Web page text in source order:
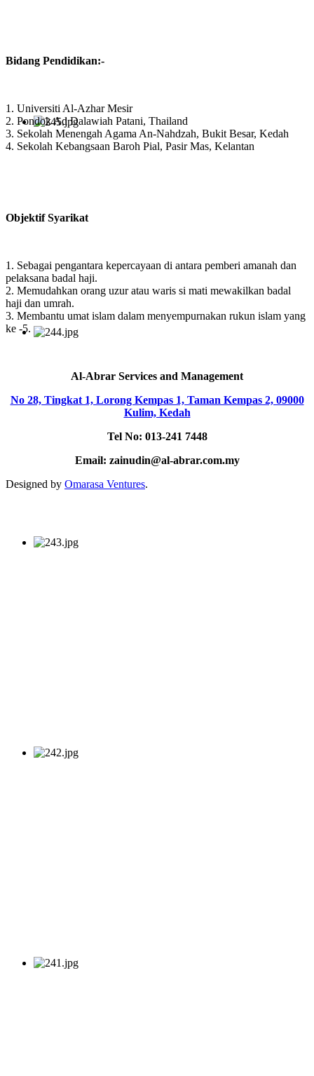
Bidang Pendidikan:-
1. Universiti Al-Azhar Mesir
2. Pondok Ad Dalawiah Patani, Thailand
3. Sekolah Menengah Agama An-Nahdzah, Bukit Besar, Kedah
4. Sekolah Kebangsaan Baroh Pial, Pasir Mas, Kelantan
Objektif Syarikat
1. Sebagai pengantara kepercayaan di antara pemberi amanah dan
pelaksana badal haji.
2. Memudahkan orang uzur atau waris si mati mewakilkan badal
haji dan umrah.
3. Membantu umat islam dalam menyempurnakan rukun islam yang
ke -5.
Al-Abrar Services and Management
No 28, Tingkat 1, Lorong Kempas 1, Taman Kempas 2, 09000
Kulim, Kedah
Tel No: 013-241 7448
Email: zainudin@al-abrar.com.my
Designed by Omarasa Ventures.